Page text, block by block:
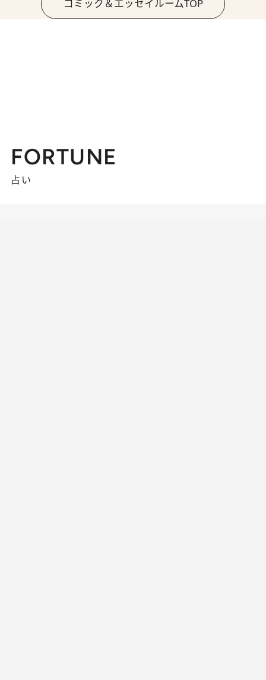
コミック＆エッセイルームTOP
FORTUNE
占い